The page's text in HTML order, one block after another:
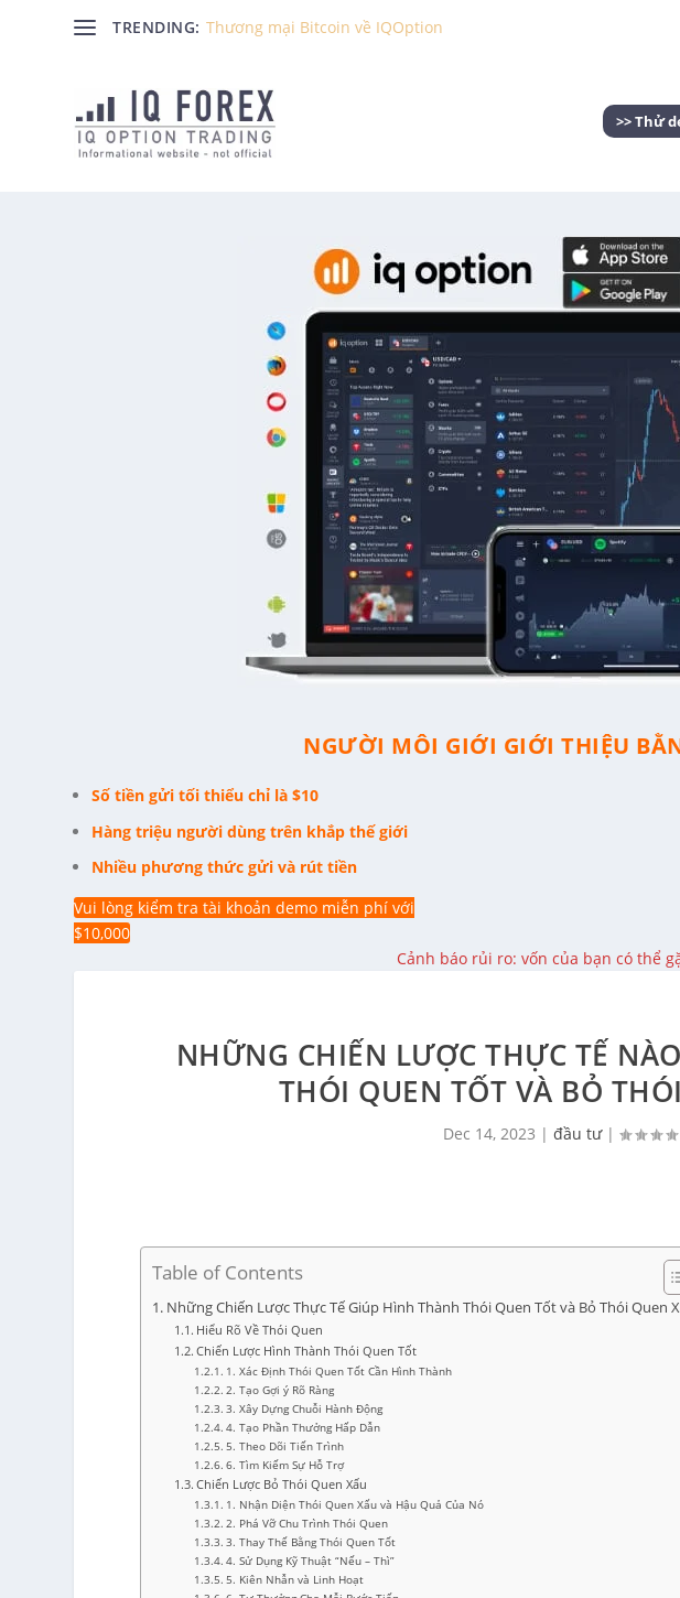
TRENDING: Thương mại Bitcoin về IQOption
>> Thử
NGƯỜI MÔI GIỚI GIỚI THIỆU
Số tiền gửi tối thiểu chỉ là $10
Hàng triệu người dùng trên khắp thế giới
Nhiều phương thức gửi và rút tiền
Vui lòng kiểm tra tài khoản demo miễn phí với
$10,000
Cảnh báo rủi ro: vốn của bạn có thể
NHỮNG CHIẾN LƯỢC THỰC TẾ
THÓI QUEN TỐT VÀ BỎ
Dec 14, 2023 | đầu tư|
Table of Contents
Những Chiến Lược Thực Tế Giúp Hình Thành Thói Quen Tốt và Bỏ Thói Quen
Hiểu Rõ Về Thói Quen
Chiến Lược Hình Thành Thói Quen Tốt
1. Xác Định Thói Quen Tốt Cần Hình Thành
2. Tạo Gợi ý Rõ Ràng
3. Xây Dựng Chuỗi Hành Động
4. Tạo Phần Thưởng Hấp Dẫn
5. Theo Dõi Tiến Trình
6. Tìm Kiếm Sự Hỗ Trợ
Chiến Lược Bỏ Thói Quen Xấu
1. Nhận Diện Thói Quen Xấu và Hậu Quả Của Nó
2. Phá Vỡ Chu Trình Thói Quen
3. Thay Thế Bằng Thói Quen Tốt
4. Sử Dụng Kỹ Thuật “Nếu – Thì”
5. Kiên Nhẫn và Linh Hoạt